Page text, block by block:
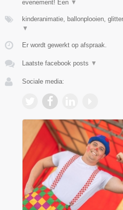
evenement! Een ▼
kinderanimatie, ballonplooien,
▼
Er wordt gewerkt op afspraak.
Laatste facebook posts ▼
Sociale media: